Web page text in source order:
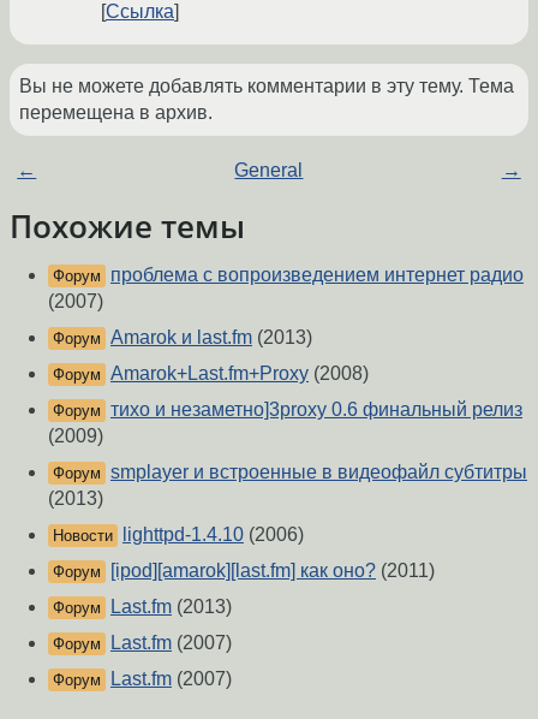
Ссылка
Вы не можете добавлять комментарии в эту тему. Тема
перемещена в архив.
← General →
Похожие темы
Форум
проблема с вопроизведением интернет радио
(2007)
Форум Amarok и last.fm (2013)
Форум Amarok+Last.fm+Proxy (2008)
Форум тихо и незаметно]3proxy 0.6 финальный релиз
(2009)
Форум smplayer и встроенные в видеофайл субтитры
(2013)
Новости lighttpd-1.4.10 (2006)
Форум [ipod][amarok][last.fm] как оно? (2011)
Форум Last.fm (2013)
Форум Last.fm (2007)
Форум Last.fm (2007)